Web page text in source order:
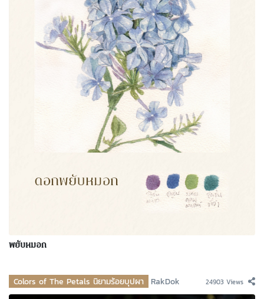
พยับหมอก
Colors of The Petals นิยามร้อยบุปผา RakDok 24903 Views